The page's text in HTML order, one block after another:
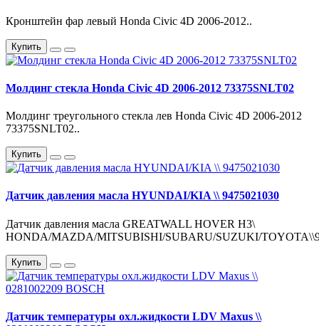
Кронштейн фар левый Honda Civic 4D 2006-2012..
Купить
Молдинг стекла Honda Civic 4D 2006-2012 73375SNLT02
Молдинг треугольного стекла лев Honda Civic 4D 2006-2012
73375SNLT02..
Купить
Датчик давления масла HYUNDAI/KIA \\ 9475021030
Датчик давления масла GREATWALL HOVER H3\
HONDA/MAZDA/MITSUBISHI/SUBARU/SUZUKI/
Купить
Датчик температуры охл.жидкости LDV Maxus \\